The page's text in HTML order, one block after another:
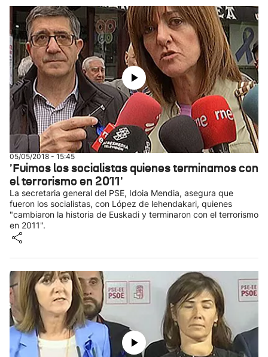
05/05/2018 - 15:45
'Fuimos los socialistas quienes terminamos con
el terrorismo en 2011'
La secretaria general del PSE, Idoia Mendia, asegura que
fueron los socialistas, con López de lehendakari, quienes
"cambiaron la historia de Euskadi y terminaron con el terrorismo
en 2011".